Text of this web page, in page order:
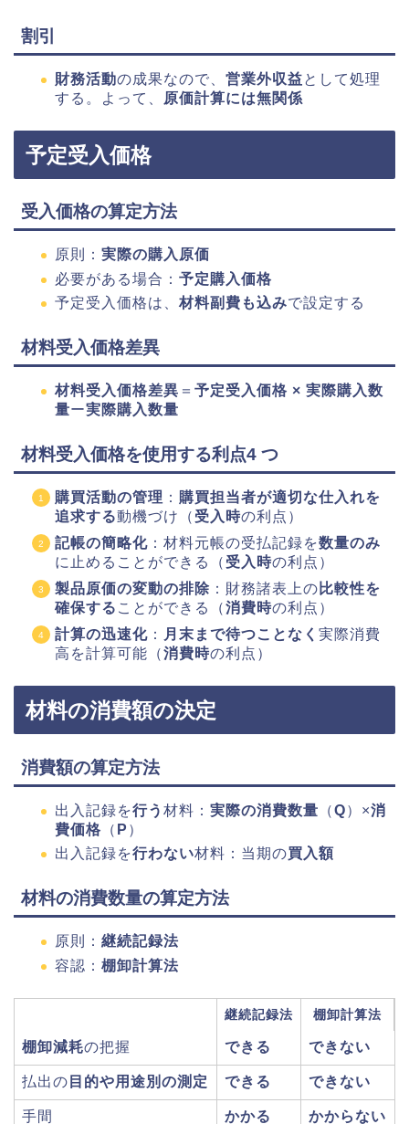
割引
財務活動の成果なので、 営業外収益として処理
する。よって、
原価計算には無関係
予定受入価格
受入価格の算定方法
原則： 実際の購入原価
必要がある場合： 予定購入価格
予定受入価格は、 材料副費も込みで設定する
材料受入価格差異
材料受入価格差異 ＝ 予定受入価格 × 実際購入数
量ー実際購入数量
材料受入価格を使用する利点4 つ
購買活動の管理 ： 購買担当者が適切な仕入れを
追求する動機づけ（ 受入時の利点）
記帳の簡略化 ：材料元帳の受払記録を数量のみ
に止めることができる（ 受入時の利点）
製品原価の変動の排除 ：財務諸表上の 比較性を
確保する ことができる（消費時の利点）
計算の迅速化 ： 月末まで待つことなく 実際消費
高を計算可能（消費時の利点）
材料の消費額の決定
消費額の算定方法
出入記録を行う 材料： 実際の消費数量 （Q）×消
費価格 （ P ）
出入記録を行わない材料：当期の買入額
材料の消費数量の算定方法
原則： 継続記録法
容認： 棚卸計算法
継続記録法 棚卸計算法
棚卸減耗の把握 できる できない
払出の 目的や用途別の測定 できる できない
手間 かかる かからない